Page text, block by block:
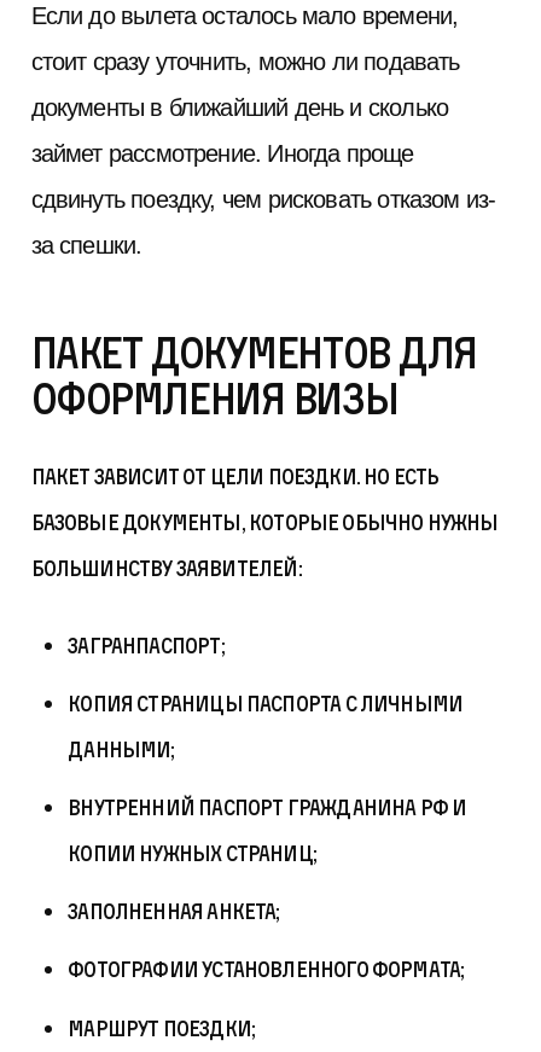
Если до вылета осталось мало времени,
стоит сразу уточнить, можно ли подавать
документы в ближайший день и сколько
займет рассмотрение. Иногда проще
сдвинуть поездку, чем рисковать отказом из-
за спешки.
Пакет документов для
оформления визы
Пакет зависит от цели поездки. Но есть
базовые документы, которые обычно нужны
большинству заявителей:
загранпаспорт;
копия страницы паспорта с личными
данными;
внутренний паспорт гражданина РФ и
копии нужных страниц;
заполненная анкета;
фотографии установленного формата;
маршрут поездки;